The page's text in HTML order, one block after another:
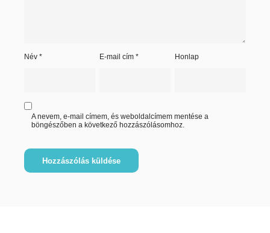
Név * E-mail cím* Honlap
A nevem, e-mail címem, és weboldalcímem mentése a
böngészőben a következő hozzászólásomhoz.